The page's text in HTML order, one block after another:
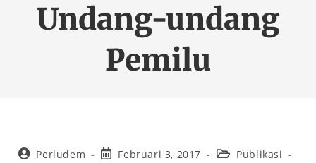
Undang-undang
Pemilu
Perludem Februari 3, 2017
Publikasi